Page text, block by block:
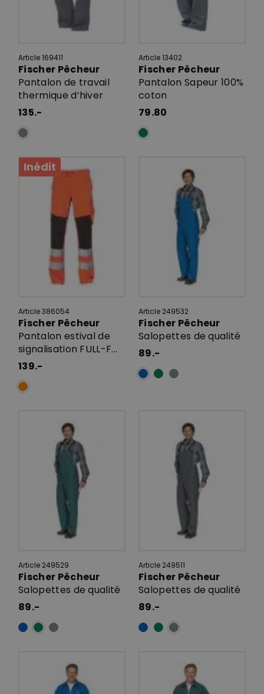
Article 169411
Fischer Pêcheur
Pantalon de travail
thermique d’hiver
135.-
Article 13402
Fischer Pêcheur
Pantalon Sapeur 100%
coton
79.80
Inédit
Article 386054
Fischer Pêcheur
Pantalon estival de
signalisation FULL-F...
139.-
Article 249532
Fischer Pêcheur
Salopettes de qualité
89.-
Article 249529
Fischer Pêcheur
Salopettes de qualité
89.-
Article 249511
Fischer Pêcheur
Salopettes de qualité
89.-